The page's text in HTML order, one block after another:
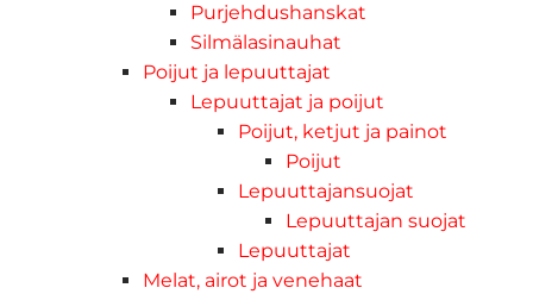
Purjehdushanskat
Silmälasinauhat
Poijut ja lepuuttajat
Lepuuttajat ja poijut
Poijut, ketjut ja painot
Poijut
Lepuuttajansuojat
Lepuuttajan suojat
Lepuuttajat
Melat, airot ja venehaat